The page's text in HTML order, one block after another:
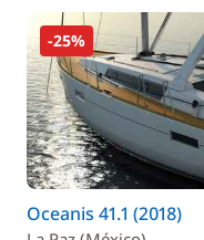
-25%
Oceanis 41.1 (2018)